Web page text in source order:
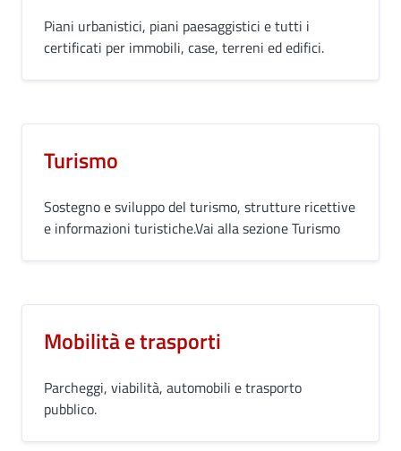
Piani urbanistici, piani paesaggistici e tutti i
certificati per immobili, case, terreni ed edifici.
Turismo
Sostegno e sviluppo del turismo, strutture ricettive
e informazioni turistiche.Vai alla sezione Turismo
Mobilità e trasporti
Parcheggi, viabilità, automobili e trasporto
pubblico.